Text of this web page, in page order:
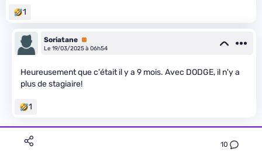
10
1
Soriatane Premium
Le 19/03/2025 à 06h54
Heureusement que c'était il y a 9 mois. Avec DODGE, il n'y a
plus de stagiaire!
1